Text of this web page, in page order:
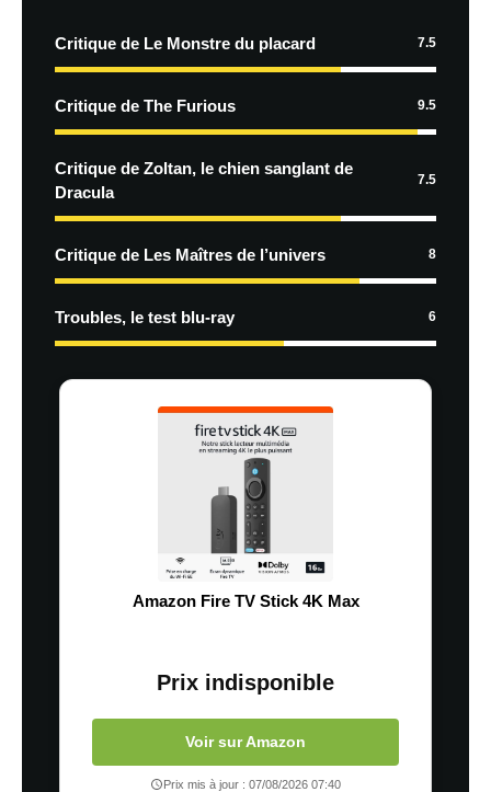
Critique de Le Monstre du placard 7.5
Critique de The Furious 9.5
Critique de Zoltan, le chien sanglant de
Dracula
7.5
Critique de Les Maîtres de l’univers 8
Troubles, le test blu-ray 6
Amazon Fire TV Stick 4K Max
Prix indisponible
Voir sur Amazon
Prix mis à jour : 07/08/2026 07:40